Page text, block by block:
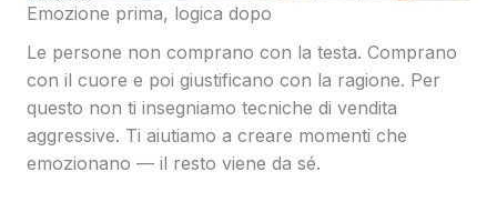
Emozione prima, logica dopo
Le persone non comprano con la testa. Comprano
con il cuore e poi giustificano con la ragione. Per
questo non ti insegniamo tecniche di vendita
aggressive. Ti aiutiamo a creare momenti che
emozionano — il resto viene da sé.